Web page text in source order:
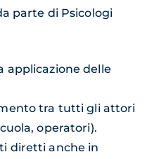
parte di Psicologi
applicazione delle
tra tutti gli attori
operatori).
diretti anche in